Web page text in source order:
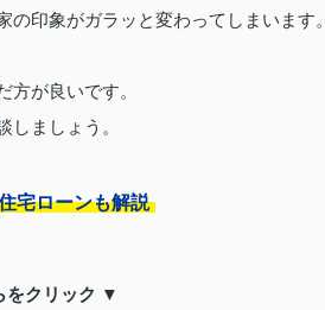
印象がガラッと変わってしまいます。
が良いです。
ましょう。
宅ローンも解説
をクリック ▼